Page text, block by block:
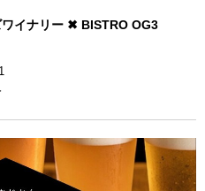
イナリー ✖ BISTRO OG3